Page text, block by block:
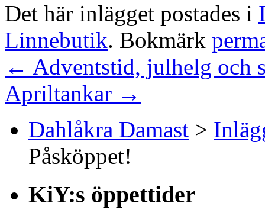
Det här inlägget postades i
Linnebutik. Bokmärk
← Adventstid, julhelg och
Apriltankar →
Dahlåkra Damast >
Påsköppet!
KiY:s öppettider